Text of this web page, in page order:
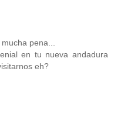
pena...
en tu nueva andadura
eh?